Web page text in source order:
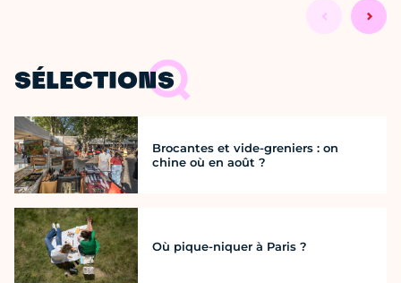
SÉLECTIONS
Brocantes et vide-greniers : on
chine où en août ?
Où pique-niquer à Paris ?